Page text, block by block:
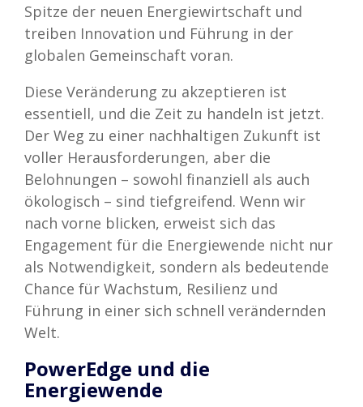
Spitze der neuen Energiewirtschaft und
treiben Innovation und Führung in der
globalen Gemeinschaft voran.
Diese Veränderung zu akzeptieren ist
essentiell, und die Zeit zu handeln ist jetzt.
Der Weg zu einer nachhaltigen Zukunft ist
voller Herausforderungen, aber die
Belohnungen – sowohl finanziell als auch
ökologisch – sind tiefgreifend. Wenn wir
nach vorne blicken, erweist sich das
Engagement für die Energiewende nicht nur
als Notwendigkeit, sondern als bedeutende
Chance für Wachstum, Resilienz und
Führung in einer sich schnell verändernden
Welt.
PowerEdge und die
Energiewende